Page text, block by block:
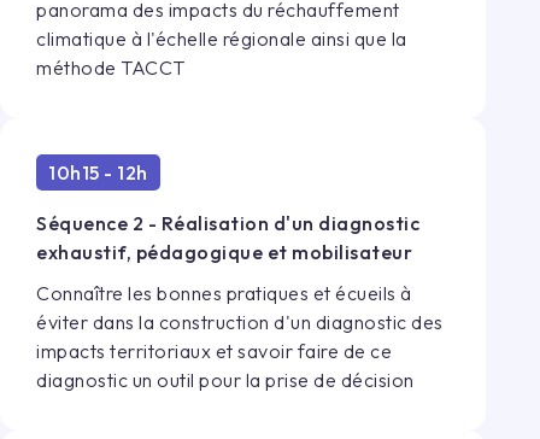
panorama des impacts du réchauffement
climatique à l'échelle régionale ainsi que la
méthode TACCT
10h15 - 12h
Séquence 2 - Réalisation d'un diagnostic
exhaustif, pédagogique et mobilisateur
Connaître les bonnes pratiques et écueils à
éviter dans la construction d'un diagnostic des
impacts territoriaux et savoir faire de ce
diagnostic un outil pour la prise de décision